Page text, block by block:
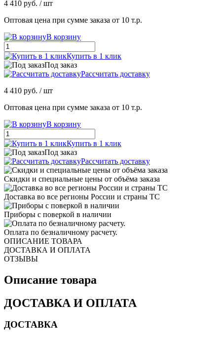
4 410 руб. / шт
Оптовая цена при сумме заказа от 10 т.р.
В корзину
Купить в 1 клик
Под заказ
Рассчитать доставку
4 410 руб. / шт
Оптовая цена при сумме заказа от 10 т.р.
В корзину
Купить в 1 клик
Под заказ
Рассчитать доставку
Скидки и специальные цены от объёма заказа
Доставка во все регионы России и страны ТС
Приборы с поверкой в наличии
Оплата по безналичному расчету.
ОПИСАНИЕ ТОВАРА
ДОСТАВКА И ОПЛАТА
ОТЗЫВЫ
Описание товара
ДОСТАВКА И ОПЛАТА
ДОСТАВКА